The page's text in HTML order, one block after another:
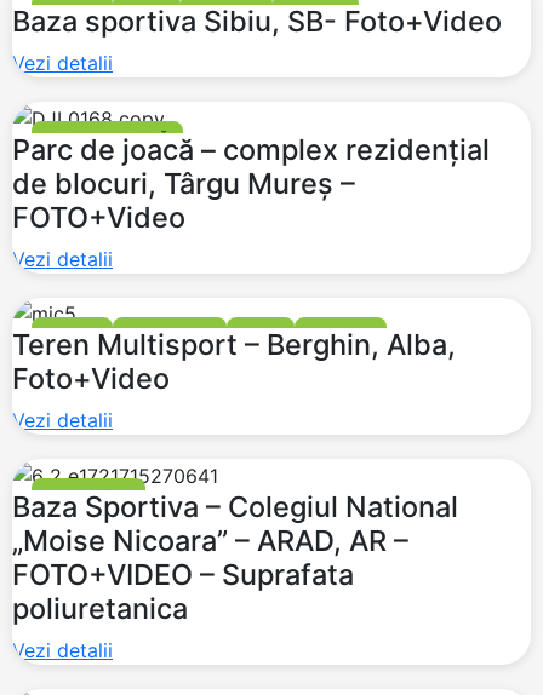
FOTBAL TENIS BASCHET TRIBUNE
Baza sportiva Sibiu, SB- Foto+Video
Vezi detalii
LOCURI DE JOACĂ
Parc de joacă – complex rezidențial
de blocuri, Târgu Mureș –
FOTO+Video
Vezi detalii
FOTBAL MULTISPORT TENIS BASCHET
Teren Multisport – Berghin, Alba,
Foto+Video
Vezi detalii
MULTISPORT
Baza Sportiva – Colegiul National
„Moise Nicoara” – ARAD, AR –
FOTO+VIDEO – Suprafata
poliuretanica
Vezi detalii